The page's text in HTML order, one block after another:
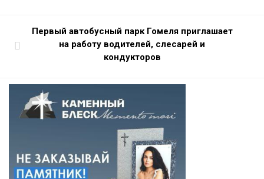
Первый автобусный парк Гомеля приглашает
на работу водителей, слесарей и
кондукторов